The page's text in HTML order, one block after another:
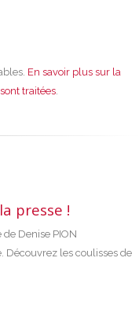
En savoir plus sur la
traitées.
presse !
Denise PION
Découvrez les coulisses de